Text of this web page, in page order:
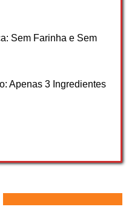
Sem Farinha e Sem
Apenas 3 Ingredientes